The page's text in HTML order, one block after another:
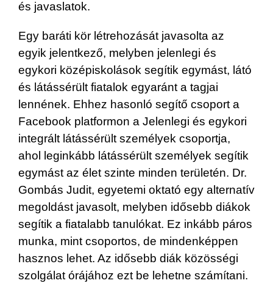
és javaslatok.
Egy baráti kör létrehozását javasolta az
egyik jelentkező, melyben jelenlegi és
egykori középiskolások segítik egymást, látó
és látássérült fiatalok egyaránt a tagjai
lennének. Ehhez hasonló segítő csoport a
Facebook platformon a Jelenlegi és egykori
integrált látássérült személyek csoportja,
ahol leginkább látássérült személyek segítik
egymást az élet szinte minden területén. Dr.
Gombás Judit, egyetemi oktató egy alternatív
megoldást javasolt, melyben idősebb diákok
segítik a fiatalabb tanulókat. Ez inkább páros
munka, mint csoportos, de mindenképpen
hasznos lehet. Az idősebb diák közösségi
szolgálat órájához ezt be lehetne számítani.